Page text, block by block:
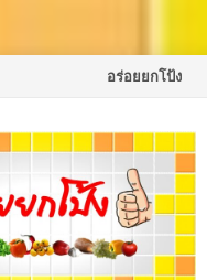
Skip
content
อร่อยยกโป้ง